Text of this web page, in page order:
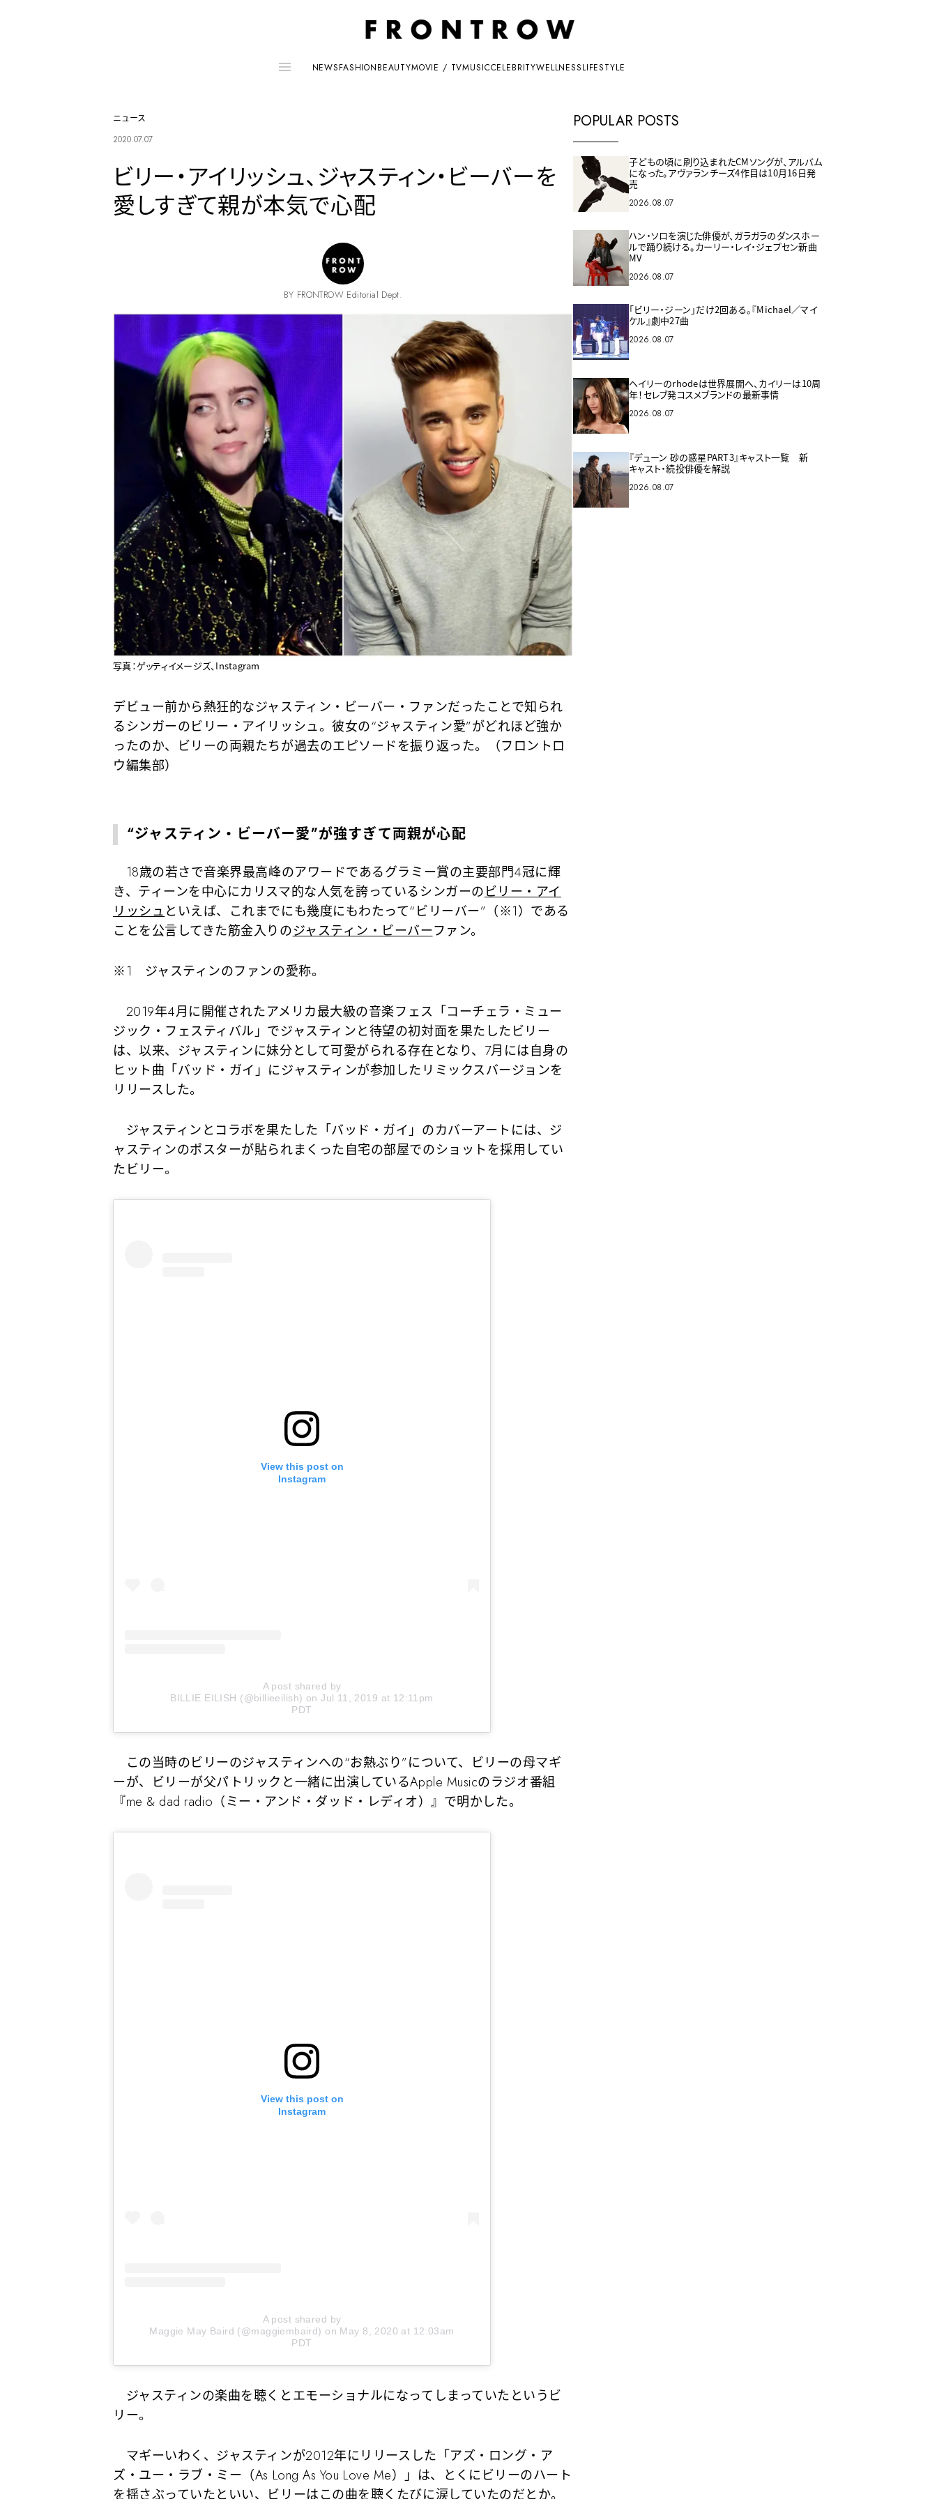
NEWSFASHIONBEAUTYMOVIE / TVMUSICCELEBRITYWELLNESSLIFESTYLE
ニュース
2020.07.07
ビリー・アイリッシュ、ジャスティン・ビーバーを
愛しすぎて親が本気で心配
BY FRONTROW Editorial Dept.
写真：ゲッティイメージズ、Instagram
デビュー前から熱狂的なジャスティン・ビーバー・ファンだったことで知られ
るシンガーのビリー・アイリッシュ。彼女の“ジャスティン愛”がどれほど強か
ったのか、ビリーの両親たちが過去のエピソードを振り返った。（フロントロ
ウ編集部）
“ジャスティン・ビーバー愛”が強すぎて両親が心配
18歳の若さで音楽界最高峰のアワードであるグラミー賞の主要部門4冠に輝
き、ティーンを中心にカリスマ的な人気を誇っているシンガーのビリー・アイ
リッシュといえば、これまでにも幾度にもわたって“ビリーバー”（※1）である
ことを公言してきた筋金入りのジャスティン・ビーバーファン。
※1 ジャスティンのファンの愛称。
2019年4月に開催されたアメリカ最大級の音楽フェス「コーチェラ・ミュー
ジック・フェスティバル」でジャスティンと待望の初対面を果たしたビリー
は、以来、ジャスティンに妹分として可愛がられる存在となり、7月には自身の
ヒット曲「バッド・ガイ」にジャスティンが参加したリミックスバージョンを
リリースした。
ジャスティンとコラボを果たした「バッド・ガイ」のカバーアートには、ジ
ャスティンのポスターが貼られまくった自宅の部屋でのショットを採用してい
たビリー。
View this post on
Instagram
A post shared by
BILLIE EILISH (@billieeilish) onJul 11, 2019 at 12:11pm
PDT
この当時のビリーのジャスティンへの“お熱ぶり”について、ビリーの母マギ
ーが、ビリーが父パトリックと一緒に出演しているApple Musicのラジオ番組
『me & dad radio（ミー・アンド・ダッド・レディオ）』で明かした。
View this post on
Instagram
A post shared by
Maggie May Baird (@maggiembaird) on May 8, 2020 at 12:03am
PDT
ジャスティンの楽曲を聴くとエモーショナルになってしまっていたというビ
リー。
マギーいわく、ジャスティンが2012年にリリースした「アズ・ロング・ア
ズ・ユー・ラブ・ミー（As Long As You Love Me）」は、とくにビリーのハート
を揺さぶっていたといい、ビリーはこの曲を聴くたびに涙していたのだとか。
POPULAR POSTS
子どもの頃に刷り込まれたCMソングが、アルバム
になった。アヴァランチーズ4作目は10月16日発
売
2026.08.07
ハン・ソロを演じた俳優が、ガラガラのダンスホー
ルで踊り続ける。カーリー・レイ・ジェプセン新曲
MV
2026.08.07
「ビリー・ジーン」だけ2回ある。『Michael／マイ
ケル』劇中27曲
2026.08.07
ヘイリーのrhodeは世界展開へ、カイリーは10周
年！セレブ発コスメブランドの最新事情
2026.08.07
『デューン 砂の惑星PART3』キャスト一覧 新
キャスト・続投俳優を解説
2026.08.07